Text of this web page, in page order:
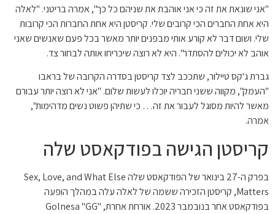
"אני שונאת את זה כי אני אוהבת את שניהם כל כך", אמרה בריטני. "לאלה
היא אחת החברים הכי קרובים שלי. קריסטן היא אחת החברות הכי קרובות
שלי. ושום דבר לא קורע אותי מבפנים יותר מאשר בכל פעם שאנשים שאני
אוהב לא יכולים להסתדר". היא לא רוצה שיכריחו אותה לבחור צד.
גברת ג'קס טיילור, שתככב לצד קריסטן בסדרה הקרובה של בראבו
"העמק", מקווה ששני חבריה יוכלו לעשות שלום. "אני לא רוצה יותר עבורם
מאשר להיות מסוגל לעבור את זה… כי שתיהן פשוט נשים מדהימות",
אמרה.
קריסטן הגישה בפודקאסט שלה
בפרק ה-27 בינואר של הפודקאסט שלה Sex, Love, and What Else
Matters, קריסטן הזכירה ששמה של לאלה עלה במהלך הופעה
בפודקאסט אחר בנובמבר 2023. אורחת אחרת, Golnesa "GG"